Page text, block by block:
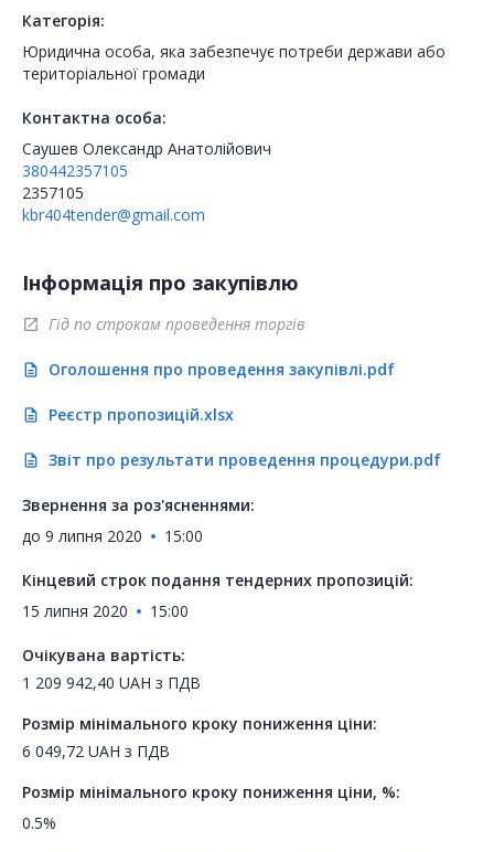
Категорія:
Юридична особа, яка забезпечує потреби держави або
територіальної громади
Контактна особа:
Саушев Олександр Анатолійович
380442357105
2357105
kbr404tender@gmail.com
Інформація про закупівлю
open_in_new Гід по строкам проведення торгів
description Оголошення про проведення закупівлі.pdf
description Реєстр пропозицій.xlsx
description Звіт про результати проведення процедури.pdf
Звернення за роз'ясненнями:
до 9 липня 2020 15:00
Кінцевий строк подання тендерних пропозицій:
15 липня 2020
15:00
Очікувана вартість:
1 209 942,40 UAH з ПДВ
Розмір мінімального кроку пониження ціни:
6 049,72 UAH з ПДВ
Розмір мінімального кроку пониження ціни, %:
0.5%